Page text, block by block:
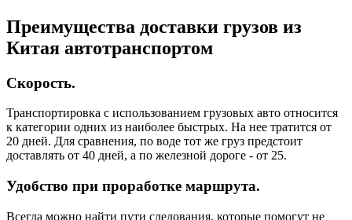
Преимущества доставки грузов из
Китая автотранспортом
Скорость.
Транспортировка с использованием грузовых авто относится
к категории одних из наиболее быстрых. На нее тратится от
20 дней. Для сравнения, по воде тот же груз предстоит
доставлять от 40 дней, а по железной дороге - от 25.
Удобство при проработке маршрута.
Всегда можно найти пути следования, которые помогут не